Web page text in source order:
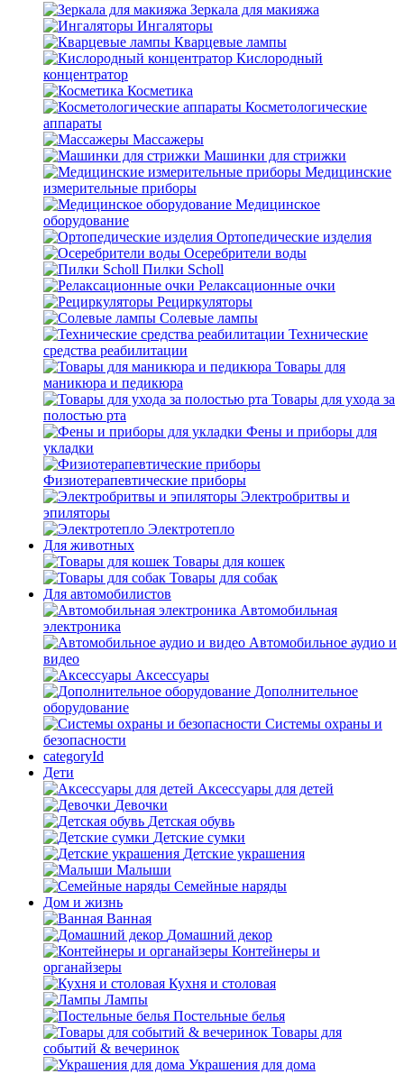
Зеркала для макияжа
Ингаляторы
Кварцевые лампы
Кислородный
концентратор
Косметика
Косметологические
аппараты
Массажеры
Машинки для стрижки
Медицинские
измерительные приборы
Медицинское
оборудование
Ортопедические изделия
Осеребрители воды
Пилки Scholl
Релаксационные очки
Рециркуляторы
Солевые лампы
Технические
средства реабилитации
Товары для
маникюра и педикюра
Товары для ухода за
полостью рта
Фены и приборы для
укладки
Физиотерапевтические приборы
Электробритвы и
эпиляторы
Электротепло
Для животных
Товары для кошек
Товары для собак
Для автомобилистов
Автомобильная
электроника
Автомобильное аудио и
видео
Аксессуары
Дополнительное
оборудование
Системы охраны и
безопасности
categoryId
Дети
Аксессуары для детей
Девочки
Детская обувь
Детские сумки
Детские украшения
Малыши
Семейные наряды
Дом и жизнь
Ванная
Домашний декор
Контейнеры и
органайзеры
Кухня и столовая
Лампы
Постельные белья
Товары для
событий & вечеринок
Украшения для дома